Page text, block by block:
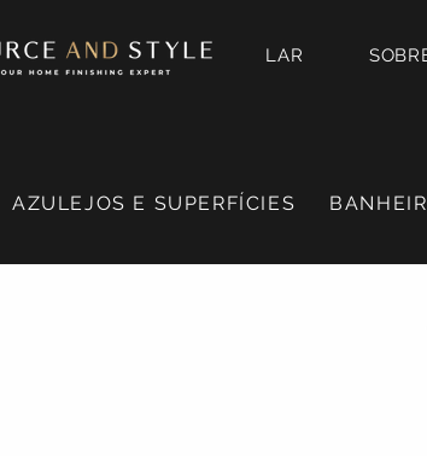
LAR
AZULEJOS E SUPERFÍCIES